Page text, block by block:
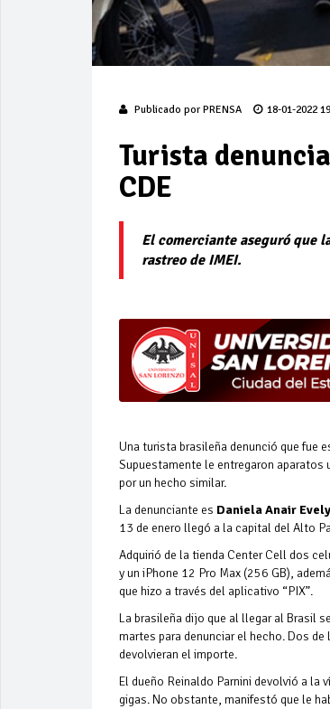
Publicado por PRENSA 18-01-2022
Turista
CDE
El comerciante aseguró que
rastreo de IMEI.
Una turista brasileña denunció que fue
Supuestamente le entregaron aparatos
por un hecho similar.
La denunciante es Daniela Anair
13 de enero llegó a la capital del Alto
Adquirió de la tienda Center Cell dos
y un iPhone 12 Pro Max (256 GB),
que hizo a través del aplicativo “PIX”.
La brasileña dijo que al llegar al Brasil
martes para denunciar el hecho. Dos
devolvieran el importe.
El dueño Reinaldo Parnini devolvió a la
gigas. No obstante, manifestó que le